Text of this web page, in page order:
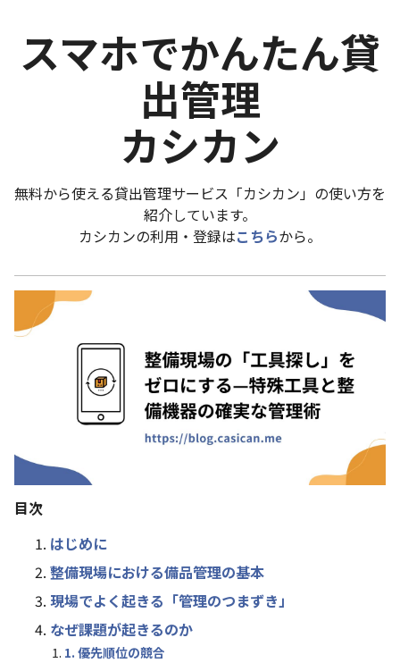
スマホでかんたん貸
出管理
カシカン
無料から使える貸出管理サービス「カシカン」の使い方を
紹介しています。
カシカンの利用・登録はこちらから。
目次
はじめに
整備現場における備品管理の基本
現場でよく起きる「管理のつまずき」
なぜ課題が起きるのか
1. 優先順位の競合